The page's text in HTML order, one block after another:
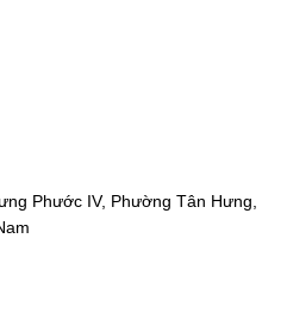
Phước IV, Phường Tân Hưng,